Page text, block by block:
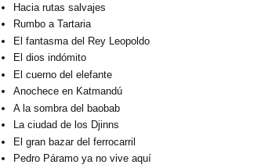
Hacia rutas salvajes
Rumbo a Tartaria
El fantasma del Rey Leopoldo
El dios indómito
El cuerno del elefante
Anochece en Katmandú
A la sombra del baobab
La ciudad de los Djinns
El gran bazar del ferrocarril
Pedro Páramo ya no vive aquí